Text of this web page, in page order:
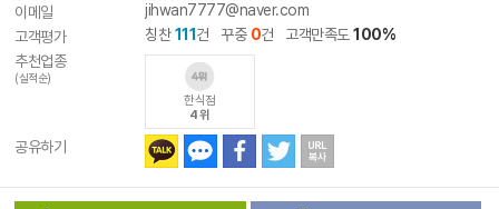
이메일
jihwan7777@naver.com
고객평가
칭찬111 건 꾸중 0건 고객만족도100%
추천업종
(실적순)
한식점
4위
공유하기